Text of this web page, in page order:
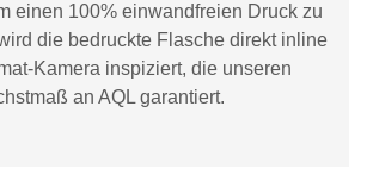
einen 100% einwandfreien Druck zu
die bedruckte Flasche direkt inline
Kamera inspiziert, die unseren
an AQL garantiert.